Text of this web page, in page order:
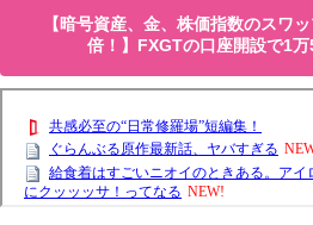
【暗号資産、金、株価指数のスワ
倍！】FXGTの口座開設で1万